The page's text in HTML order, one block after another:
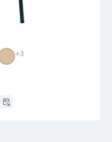
+3